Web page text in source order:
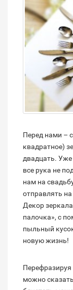
Перед нами –
квадратное)
двадцать. Уже
все рука не
нам на
отправлять
Декор
палочка», с
пыльный
новую жизнь!
Перефразируя
можно